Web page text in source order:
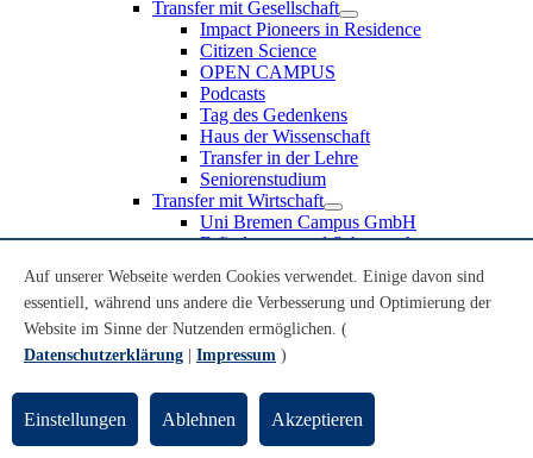
Transfer mit Gesellschaft
Impact Pioneers in Residence
Citizen Science
OPEN CAMPUS
Podcasts
Tag des Gedenkens
Haus der Wissenschaft
Transfer in der Lehre
Seniorenstudium
Transfer mit Wirtschaft
Uni Bremen Campus GmbH
Erfindungen und Schutzrechte
Recruiting an der Universität Bremen
Weiterbildung an der Universität Bremen
Transfer mit Schule
Schülerinnen und Schüler
Schulklassen
Lehrkräfte
Gründungsunterstützung
Auf unserer Webseite werden Cookies verwendet. Einige davon sind
essentiell, während uns andere die Verbesserung und Optimierung der
Website im Sinne der Nutzenden ermöglichen. (
Datenschutzerklärung
Impressum )
Einstellungen Ablehnen Akzeptieren